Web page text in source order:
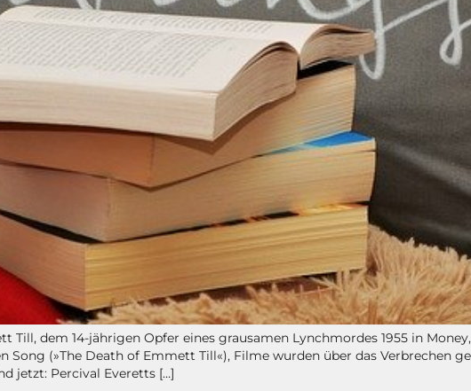
Till, dem 14-jährigen Opfer eines grausamen Lynchmordes 1955 in
(»The Death of Emmett Till«), Filme wurden über das Verbrechen
jetzt: Percival Everetts […]